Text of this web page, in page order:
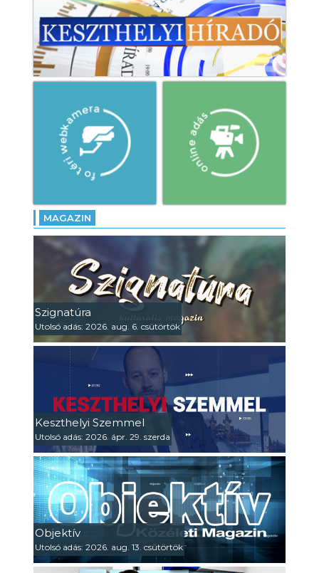
MAGAZIN
Szignatúra
Utolsó adás: 2026. aug. 6. csütörtök
Keszthelyi Szemmel
Utolsó adás: 2026. ápr. 29. szerda
Objektív
Utolsó adás: 2026. aug. 13. csütörtök